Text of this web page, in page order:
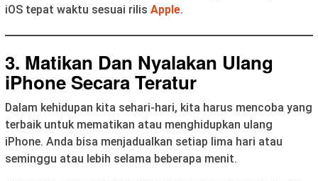
iOS tepat waktu sesuai rilis Apple.
3. Matikan Dan Nyalakan Ulang
iPhone Secara Teratur
Dalam kehidupan kita sehari-hari, kita harus mencoba yang
terbaik untuk mematikan atau menghidupkan ulang
iPhone. Anda bisa menjadualkan setiap lima hari atau
seminggu atau lebih selama beberapa menit.